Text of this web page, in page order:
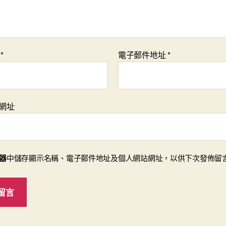
* 電子郵件地址*
址
中儲存顯示名稱、電子郵件地址及個人網站網址，以供下次發佈留